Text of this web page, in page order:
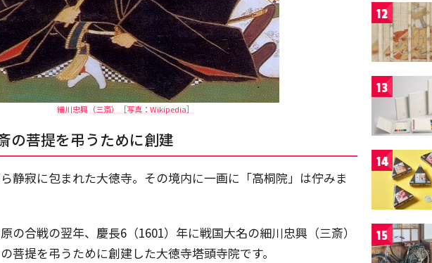
細川忠興（三斎）［写真：Wikipedia］
の菩提を弔うために創建
静寂に包まれた大徳寺。その境内に一画に「高桐院」は佇みま
の合戦の翌年、慶長6（1601）年に戦国大名の細川忠興（三斎）
菩提を弔うために創建した大徳寺塔頭寺院です。
12
13
14
15